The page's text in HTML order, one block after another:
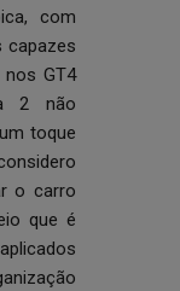
com
capazes
GT4
2 não
toque
o carro
que é